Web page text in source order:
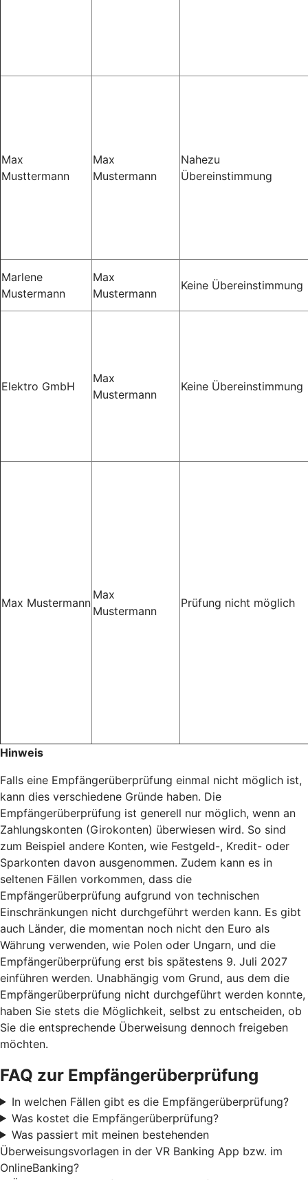
Max
Musttermann
Max
Mustermann
Nahezu
Übereinstimmung
Marlene
Mustermann
Max
Mustermann
Keine Übereinstimmung
Elektro GmbH
Max
Mustermann
Keine Übereinstimmung
Max Mustermann
Max
Mustermann
Prüfung nicht möglich
Hinweis
Falls eine Empfängerüberprüfung einmal nicht möglich ist,
kann dies verschiedene Gründe haben. Die
Empfängerüberprüfung ist generell nur möglich, wenn an
Zahlungskonten (Girokonten) überwiesen wird. So sind
zum Beispiel andere Konten, wie Festgeld-, Kredit- oder
Sparkonten davon ausgenommen. Zudem kann es in
seltenen Fällen vorkommen, dass die
Empfängerüberprüfung aufgrund von technischen
Einschränkungen nicht durchgeführt werden kann. Es gibt
auch Länder, die momentan noch nicht den Euro als
Währung verwenden, wie Polen oder Ungarn, und die
Empfängerüberprüfung erst bis spätestens 9. Juli 2027
einführen werden. Unabhängig vom Grund, aus dem die
Empfängerüberprüfung nicht durchgeführt werden konnte,
haben Sie stets die Möglichkeit, selbst zu entscheiden, ob
Sie die entsprechende Überweisung dennoch freigeben
möchten.
FAQ zur Empfängerüberprüfung
In welchen Fällen gibt es die Empfängerüberprüfung?
Was kostet die Empfängerüberprüfung?
Was passiert mit meinen bestehenden
Überweisungsvorlagen in der VR Banking App bzw. im
OnlineBanking?